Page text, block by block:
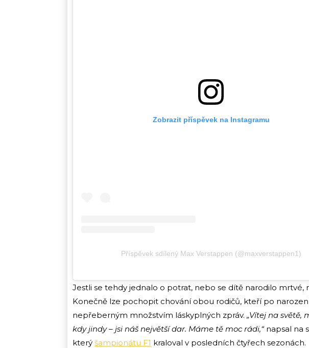
Zobrazit příspěvek na Instagramu
Příspěvek sdílený Max Verstappen (@maxverstappen1)
Jestli se tehdy jednalo o potrat, nebo se dítě narodilo mrtvé,
Konečně lze pochopit chování obou rodičů, kteří po
nepřeberným množstvím láskyplných zpráv. „Vítej na světě,
kdy jindy – jsi náš největší dar. Máme tě moc rádi,“napsal na
který šampionátu F1 kraloval v posledních čtyřech sezonách.